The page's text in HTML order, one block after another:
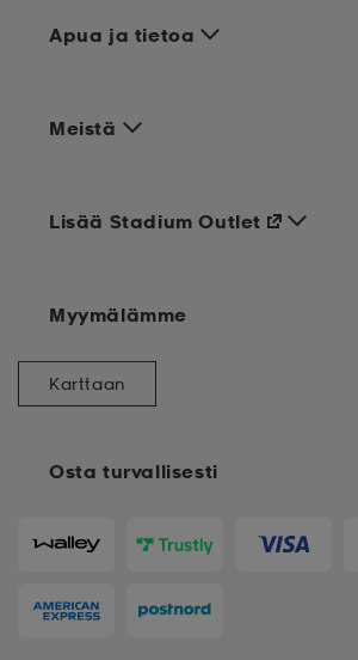
Apua ja tietoa
Meistä
Osta turvallisesti
Lisää Stadium Outlet
Myymälämme
Karttaan